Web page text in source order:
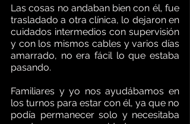
Las cosas no andaban bien con él, fue
trasladado a otra clínica, lo dejaron en
cuidados intermedios con supervisión
y con los mismos cables y varios días
amarrado, no era fácil lo que estaba
pasando.
Familiares y yo nos ayudábamos en
los turnos para estar con él, ya que no
podía permanecer solo y necesitaba